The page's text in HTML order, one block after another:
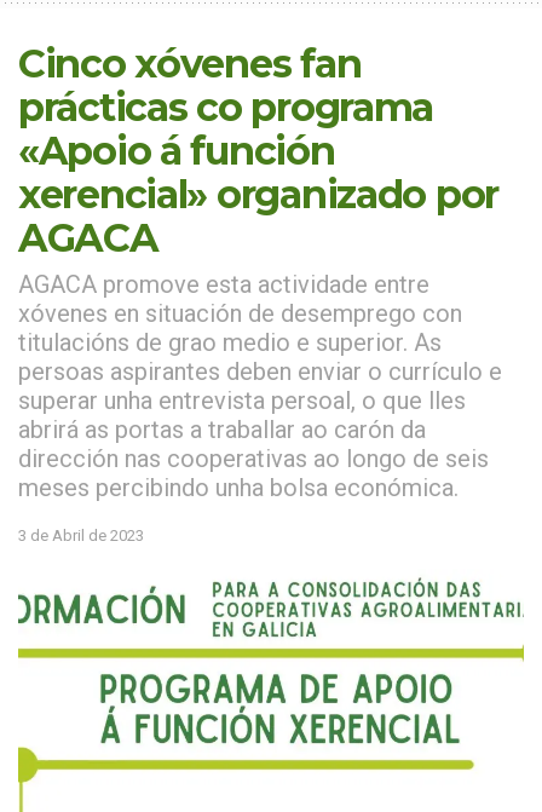
Cinco xóvenes fan
prácticas co programa
«Apoio á función
xerencial» organizado por
AGACA
AGACA promove esta actividade entre
xóvenes en situación de desemprego con
titulacións de grao medio e superior. As
persoas aspirantes deben enviar o currículo e
superar unha entrevista persoal, o que lles
abrirá as portas a traballar ao carón da
dirección nas cooperativas ao longo de seis
meses percibindo unha bolsa económica.
3 de Abril de 2023